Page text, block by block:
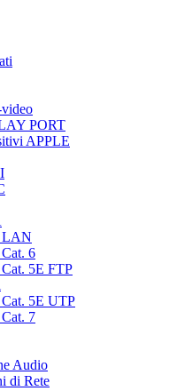
PORT
APPLE
LAN
6
5E FTP
5E UTP
7
Audio
di Rete